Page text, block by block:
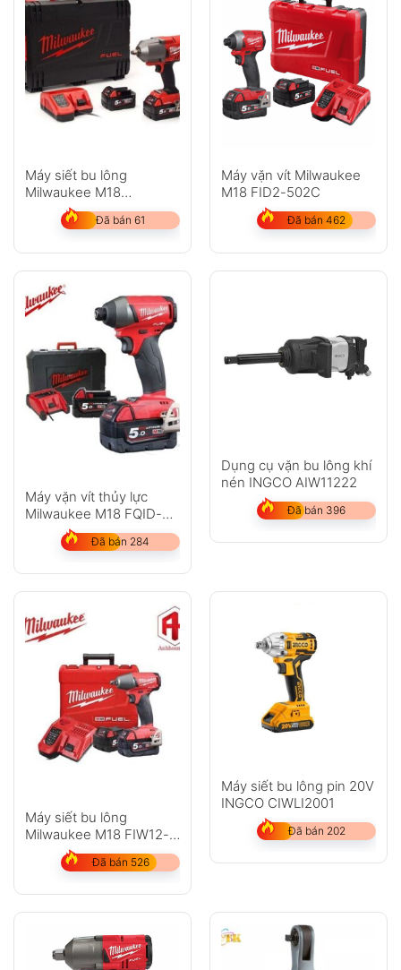
Máy siết bu lông
Milwaukee M18
ONEFHIWF12-502X
Đã bán 61
Máy vặn vít Milwaukee
M18 FID2-502C
Đã bán 462
Máy vặn vít thủy lực
Milwaukee M18 FQID-
Đã bán 284
Dụng cụ vặn bu lông khí
nén INGCO AIW11222
Đã bán 396
Máy siết bu lông
Milwaukee M18 FIW12-
Đã bán 526
Máy siết bu lông pin 20V
INGCO CIWLI2001
Đã bán 202